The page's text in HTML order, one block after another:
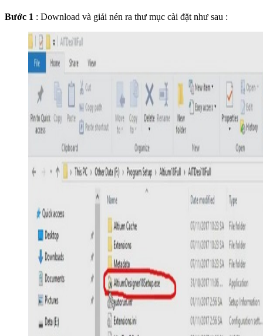
Bước 1 : Download và giải nén ra thư mục cài đặt như sau :